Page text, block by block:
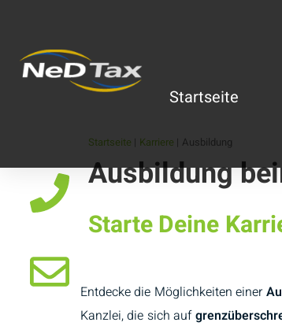
Startseite
Startseite | Karriere | Ausbildung
Ausbildung
Starte Deine
Entdecke die Möglichkeiten einer
Kanzlei, die sich auf